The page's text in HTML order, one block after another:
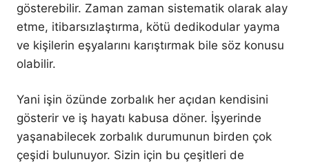
gösterebilir. Zaman zaman sistematik olarak alay
etme, itibarsızlaştırma, kötü dedikodular yayma
ve kişilerin eşyalarını karıştırmak bile söz konusu
olabilir.
Yani işin özünde zorbalık her açıdan kendisini
gösterir ve iş hayatı kabusa döner. İşyerinde
yaşanabilecek zorbalık durumunun birden çok
çeşidi bulunuyor. Sizin için bu çeşitleri de